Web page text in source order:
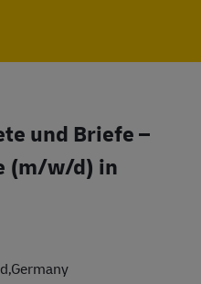
und Briefe –
(m/w/d) in